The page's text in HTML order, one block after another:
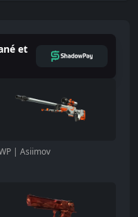
et
| Asiimov